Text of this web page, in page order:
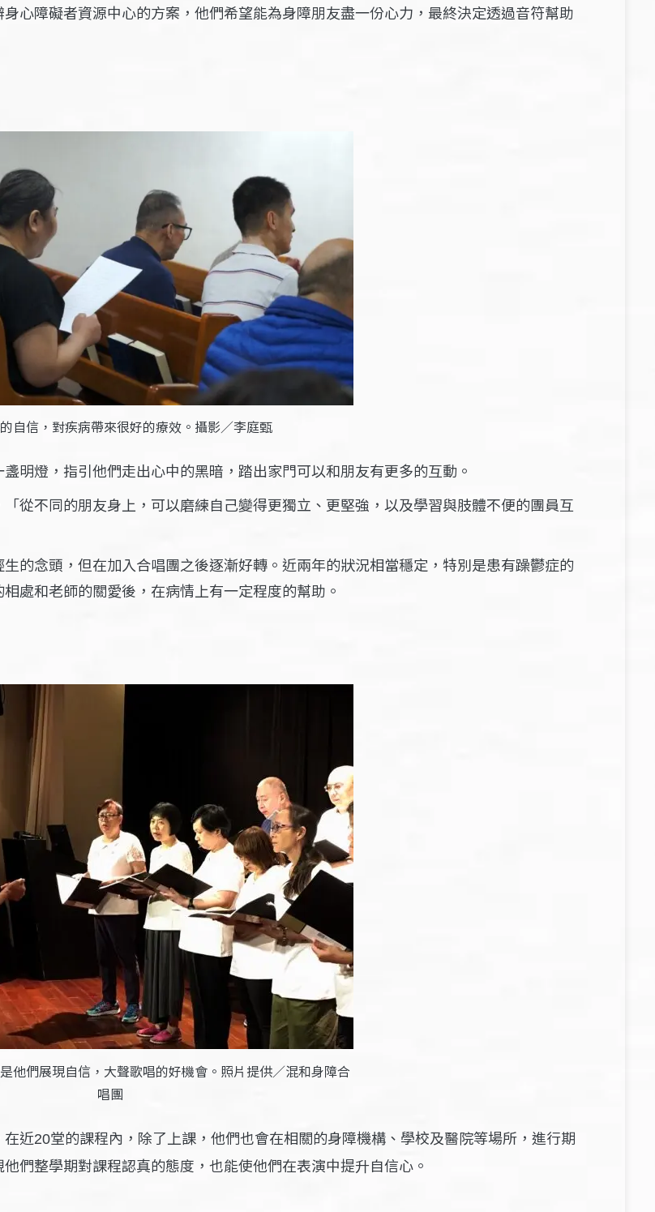
心障礙者資源中心的方案，他們希望能為身障朋友盡一份心力，最終決定透過音符幫助
自信，對疾病帶來很好的療效。攝影／李庭甄
明燈，指引他們走出心中的黑暗，踏出家門可以和朋友有更多的互動。
從不同的朋友身上，可以磨練自己變得更獨立、更堅強，以及學習與肢體不便的團員互
的念頭，但在加入合唱團之後逐漸好轉。近兩年的狀況相當穩定，特別是患有躁鬱症的
處和老師的關愛後，在病情上有一定程度的幫助。
他們展現自信，大聲歌唱的好機會。照片提供／混和身障合
唱團
近20堂的課程內，除了上課，他們也會在相關的身障機構、學校及醫院等場所，進行期
們整學期對課程認真的態度，也能使他們在表演中提升自信心。